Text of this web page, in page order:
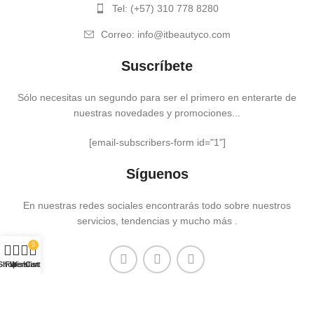
Tel: (+57) 310 778 8280
Correo: info@itbeautyco.com
Suscríbete
Sólo necesitas un segundo para ser el primero en enterarte de
nuestras novedades y promociones...
[email-subscribers-form id="1"]
Síguenos
En nuestras redes sociales encontrarás todo sobre nuestros
servicios, tendencias y mucho más .
Filters
Wishlist
0
Cart